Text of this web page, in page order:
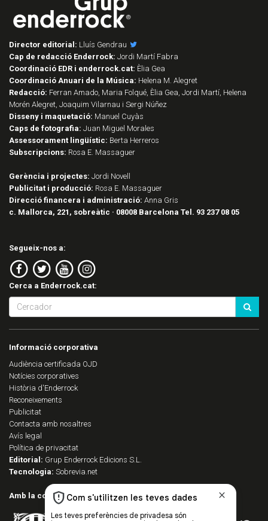
Director editorial: Lluís Gendrau
Cap de redacció Enderrock: Jordi Martí Fabra
Coordinació EDR i enderrock.cat: Èlia Gea
Coordinació Anuari de la Música: Helena M. Alegret
Redacció: Ferran Amado, Maria Folqué, Èlia Gea, Jordi Martí, Helena
Morén Alegret, Joaquim Vilarnau i Sergi Núñez
Disseny i maquetació: Manuel Cuyàs
Caps de fotografia: Juan Miguel Morales
Assessorament lingüístic: Berta Herreros
Subscripcions: Rosa E. Massaguer
Gerència i projectes: Jordi Novell
Publicitat i producció: Rosa E. Massaguer
Direcció financera i administració: Anna Gris
c. Mallorca, 221, sobreàtic · 08008 Barcelona Tel. 93 237 08 05
Segueix-nos a:
Cerca a Enderrock.cat:
Informació corporativa
Audiència certificada OJD
Notícies corporatives
Història d'Enderrock
Reconeixements
Publicitat
Contacta amb nosaltres
Avís legal
Política de privacitat
Editorial: Grup Enderrock Edicions S.L.
Tecnologia: Sobrevia.net
Amb la col·laboració de: